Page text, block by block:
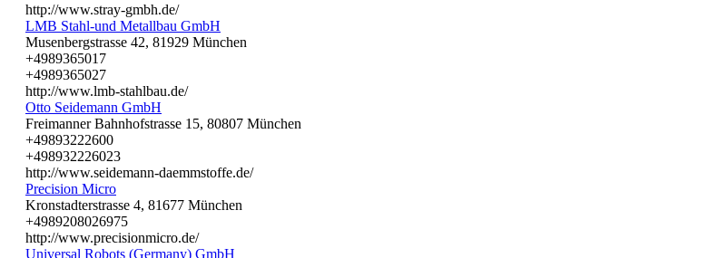
http://www.stray-gmbh.de/
LMB Stahl-und Metallbau GmbH
Musenbergstrasse 42, 81929 München
+4989365017
+4989365027
http://www.lmb-stahlbau.de/
Otto Seidemann GmbH
Freimanner Bahnhofstrasse 15, 80807 München
+49893222600
+498932226023
http://www.seidemann-daemmstoffe.de/
Precision Micro
Kronstadterstrasse 4, 81677 München
+4989208026975
http://www.precisionmicro.de/
Universal Robots (Germany) GmbH